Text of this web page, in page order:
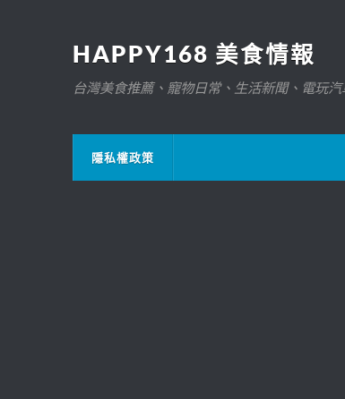
HAPPY168 美食情報
台灣美食推薦、寵物日常、生活新聞、電玩
隱私權政策